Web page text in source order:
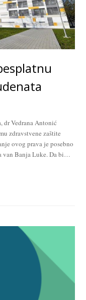
dr Vedrana Antonić
zdravstvene zaštite
ovog prava je posebno
van Banja Luke. Da bi…